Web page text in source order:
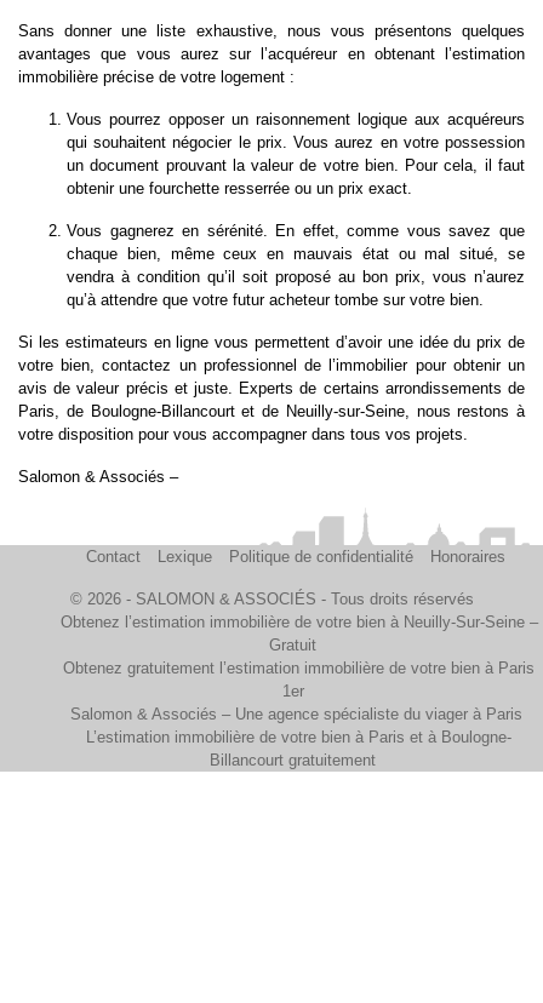
Sans donner une liste exhaustive, nous vous présentons quelques
avantages que vous aurez sur l’acquéreur en obtenant l’estimation
immobilière précise de votre logement :
Vous pourrez opposer un raisonnement logique aux acquéreurs
qui souhaitent négocier le prix. Vous aurez en votre possession
un document prouvant la valeur de votre bien. Pour cela, il faut
obtenir une fourchette resserrée ou un prix exact.
Vous gagnerez en sérénité. En effet, comme vous savez que
chaque bien, même ceux en mauvais état ou mal situé, se
vendra à condition qu’il soit proposé au bon prix, vous n’aurez
qu’à attendre que votre futur acheteur tombe sur votre bien.
Si les estimateurs en ligne vous permettent d’avoir une idée du prix de
votre bien, contactez un professionnel de l’immobilier pour obtenir un
avis de valeur précis et juste. Experts de certains arrondissements de
Paris, de Boulogne-Billancourt et de Neuilly-sur-Seine, nous restons à
votre disposition pour vous accompagner dans tous vos projets.
Salomon & Associés –
Contact Lexique Politique de confidentialité Honoraires
© 2026 - SALOMON & ASSOCIÉS - Tous droits réservés
Obtenez l’estimation immobilière de votre bien à Neuilly-Sur-Seine –
Gratuit
Obtenez gratuitement l’estimation immobilière de votre bien à Paris
1er
Salomon & Associés – Une agence spécialiste du viager à Paris
L’estimation immobilière de votre bien à Paris et à Boulogne-
Billancourt gratuitement